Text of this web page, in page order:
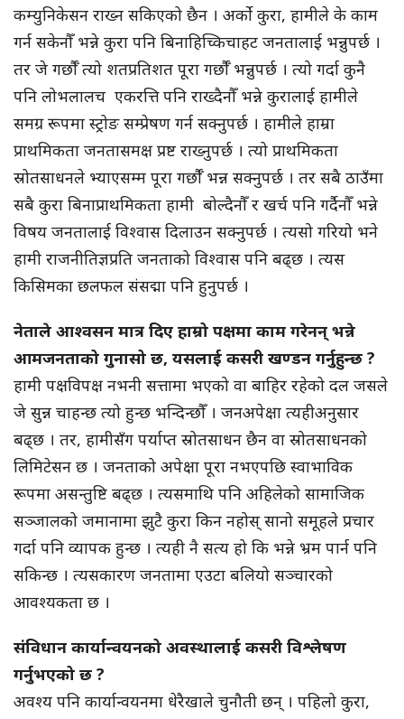
कम्युनिकेसन राख्न सकिएको छैन । अर्को कुरा, हामीले के काम
गर्न सकेनौँ भन्ने कुरा पनि बिनाहिच्किचाहट जनतालाई भन्नुपर्छ ।
तर जे गर्छौँ त्यो शतप्रतिशत पूरा गर्छौँ भन्नुपर्छ । त्यो गर्दा कुनै
पनि लोभलालच एकरत्ति पनि राख्दैनौँ भन्ने कुरालाई हामीले
समग्र रूपमा स्ट्रोङ सम्प्रेषण गर्न सक्नुपर्छ । हामीले हाम्रा
प्राथमिकता जनतासमक्ष प्रष्ट राख्नुपर्छ । त्यो प्राथमिकता
स्रोतसाधनले भ्याएसम्म पूरा गर्छौँ भन्न सक्नुपर्छ । तर सबै ठाउँमा
सबै कुरा बिनाप्राथमिकता हामी बोल्दैनौँ र खर्च पनि गर्दैनौँ भन्ने
विषय जनतालाई विश्वास दिलाउन सक्नुपर्छ । त्यसो गरियो भने
हामी राजनीतिज्ञप्रति जनताको विश्वास पनि बढ्छ । त्यस
किसिमका छलफल संसद्मा पनि हुनुपर्छ ।
नेताले आश्वसन मात्र दिए हाम्रो पक्षमा काम गरेनन् भन्ने
आमजनताको गुनासो छ, यसलाई कसरी खण्डन गर्नुहुन्छ ?
हामी पक्षविपक्ष नभनी सत्तामा भएको वा बाहिर रहेको दल जसले
जे सुन्न चाहन्छ त्यो हुन्छ भन्दिन्छौँ । जनअपेक्षा त्यहीअनुसार
बढ्छ । तर, हामीसँग पर्याप्त स्रोतसाधन छैन वा स्रोतसाधनको
लिमिटेसन छ । जनताको अपेक्षा पूरा नभएपछि स्वाभाविक
रूपमा असन्तुष्टि बढ्छ । त्यसमाथि पनि अहिलेको सामाजिक
सञ्जालको जमानामा झुटै कुरा किन नहोस् सानो समूहले प्रचार
गर्दा पनि व्यापक हुन्छ । त्यही नै सत्य हो कि भन्ने भ्रम पार्न पनि
सकिन्छ । त्यसकारण जनतामा एउटा बलियो सञ्चारको
आवश्यकता छ ।
संविधान कार्यान्वयनको अवस्थालाई कसरी विश्लेषण
गर्नुभएको छ ?
अवश्य पनि कार्यान्वयनमा धेरैखाले चुनौती छन् । पहिलो कुरा,